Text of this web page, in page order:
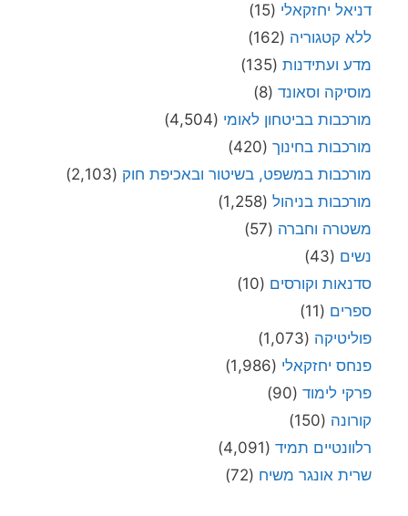
דניאל יחזקאלי (15)
ללא קטגוריה (162)
מדע ועתידנות (135)
מוסיקה וסאונד (8)
מורכבות בביטחון לאומי (4,504)
מורכבות בחינוך (420)
מורכבות במשפט, בשיטור ובאכיפת חוק (2,103)
מורכבות בניהול (1,258)
משטרה וחברה (57)
נשים (43)
סדנאות וקורסים (10)
ספרים (11)
פוליטיקה (1,073)
פנחס יחזקאלי (1,986)
פרקי לימוד (90)
קורונה (150)
רלוונטיים תמיד (4,091)
שרית אונגר משיח (72)